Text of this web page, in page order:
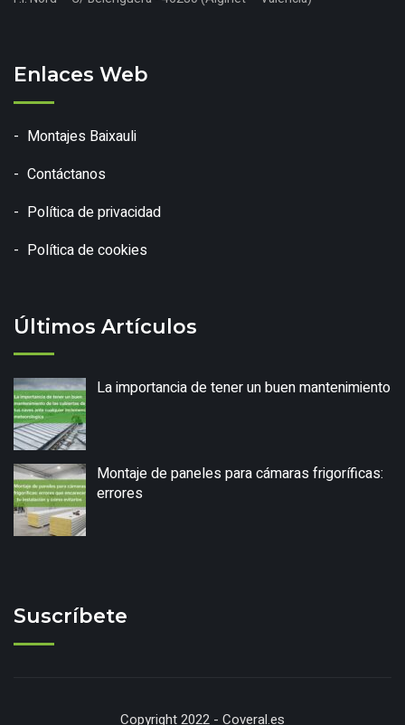
Enlaces Web
Montajes Baixauli
Contáctanos
Política de privacidad
Política de cookies
Últimos Artículos
La importancia de tener un buen mantenimiento
Montaje de paneles para cámaras frigoríficas:
errores
Suscríbete
Copyright 2022 - Coveral.es